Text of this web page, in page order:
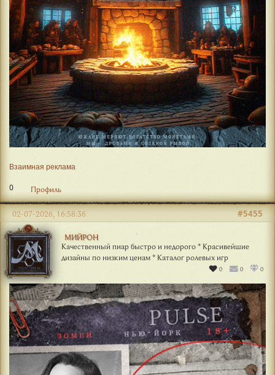
Взаимная реклама
0 Профиль
МИЙРОН
Качественный пиар быстро и недорого * Красивейшие
дизайны по низким ценам * Каталог ролевых игр
0 0 0
#5455
02-07-2026, 16:58:36